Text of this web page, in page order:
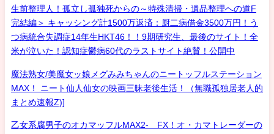
生前整理人！孤立し孤独死からの～特殊清掃・遺品整理への道F
完結編＞ キャッシング計1500万返済：厨二病借金3500万円！う
つ病統合失調症14年生HKT46！！9期研究生、最後のサイト！全
米が泣いた！認知症鬱病60代のラストサイト絶賛！公開中
魔法熟女/美魔女ッ娘メグみみちゃんのニートッフルステーション
MAX！ ニート仙人仙女の映画三昧老後生活！（無職孤独居老人的
まとめ速報Z)]
乙女系腐男子のオカマッフルMAX2- FX！オ・カマトレーダーの